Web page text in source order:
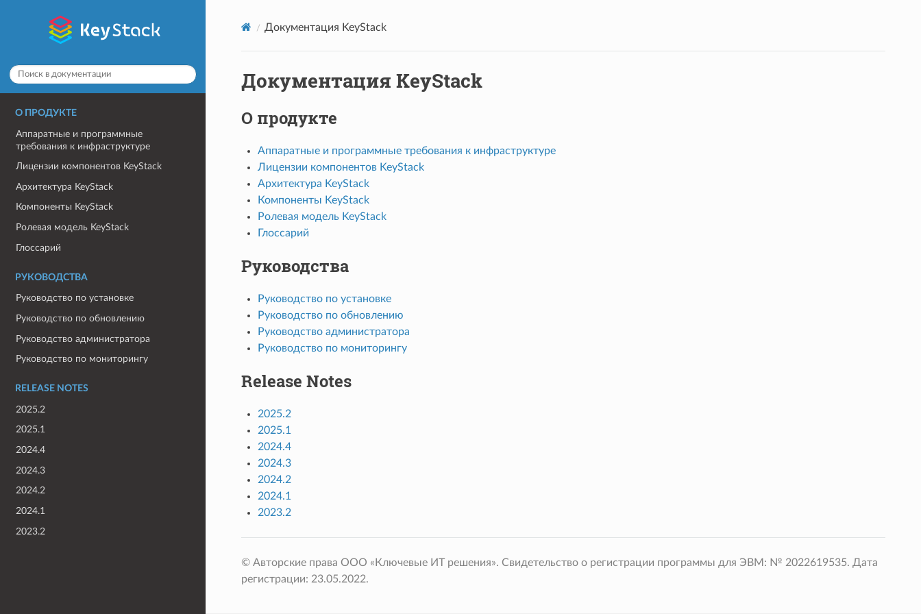
О ПРОДУКТЕ
Аппаратные и программные
требования к инфраструктуре
Лицензии компонентов KeyStack
Архитектура KeyStack
Компоненты KeyStack
Ролевая модель KeyStack
Глоссарий
РУКОВОДСТВА
Руководство по установке
Руководство по обновлению
Руководство администратора
Руководство по мониторингу
RELEASE NOTES
2025.2
2025.1
2024.4
2024.3
2024.2
2024.1
2023.2
Документация KeyStack
Документация KeyStack
О продукте
Аппаратные и программные требования к инфраструктуре
Лицензии компонентов KeyStack
Архитектура KeyStack
Компоненты KeyStack
Ролевая модель KeyStack
Глоссарий
Руководства
Руководство по установке
Руководство по обновлению
Руководство администратора
Руководство по мониторингу
Release Notes
2025.2
2025.1
2024.4
2024.3
2024.2
2024.1
2023.2
© Авторские права ООО «Ключевые ИТ решения». Свидетельство о регистрации программы для ЭВМ: № 2022619535. Дата
регистрации: 23.05.2022.